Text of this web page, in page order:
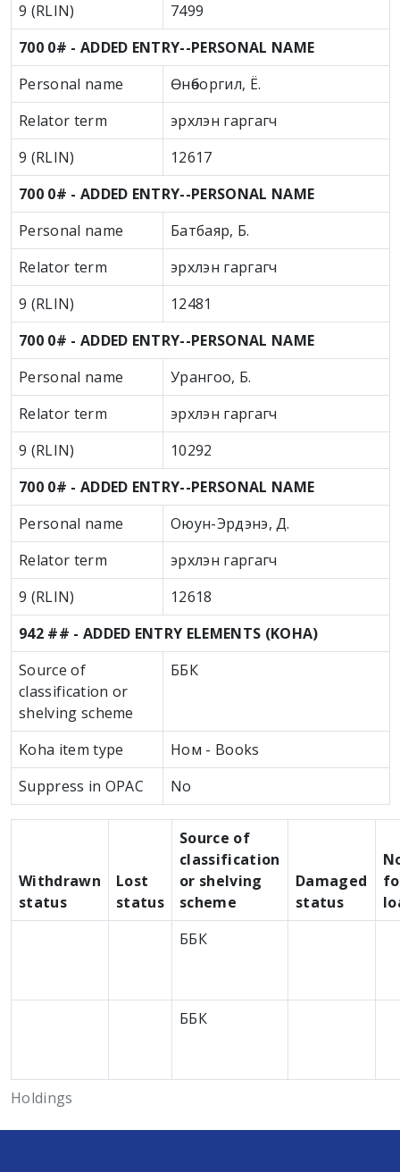
9 (RLIN)
7499
700 0# - ADDED ENTRY--PERSONAL NAME
Personal name
Өнөборгил, Ё.
Relator term
эрхлэн гаргагч
9 (RLIN)
12617
700 0# - ADDED ENTRY--PERSONAL NAME
Personal name
Батбаяр, Б.
Relator term
эрхлэн гаргагч
9 (RLIN)
12481
700 0# - ADDED ENTRY--PERSONAL NAME
Personal name
Урангоо, Б.
Relator term
эрхлэн гаргагч
9 (RLIN)
10292
700 0# - ADDED ENTRY--PERSONAL NAME
Personal name
Оюун-Эрдэнэ, Д.
Relator term
эрхлэн гаргагч
9 (RLIN)
12618
942 ## - ADDED ENTRY ELEMENTS (KOHA)
Source of
classification or
shelving scheme
ББК
Koha item type
Ном - Books
Suppress in OPAC
No
Holdings
Withdrawn
status
Lost
status
Source of
classification
or shelving
scheme
Damaged
status
ББК
ББК